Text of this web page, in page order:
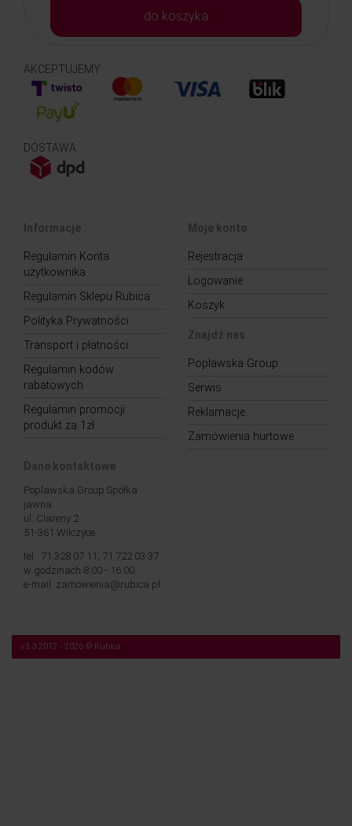
do koszyka
AKCEPTUJEMY
DOSTAWA
Informacje
Regulamin Konta
użytkownika
Regulamin Sklepu Rubica
Polityka Prywatności
Transport i płatności
Regulamin kodów
rabatowych
Regulamin promocji
produkt za 1zł
Moje konto
Rejestracja
Logowanie
Koszyk
Znajdź nas
Poplawska Group
Serwis
Reklamacje
Zamówienia hurtowe
Dane kontaktowe
Poplawska Group Spółka
jawna
ul. Clareny 2
51-361 Wilczyce
tel.: 71 328 07 11, 71 722 03 37
w godzinach 8:00 - 16:00
e-mail: zamowienia@rubica.pl
v3.3 2012 - 2026 © Rubica